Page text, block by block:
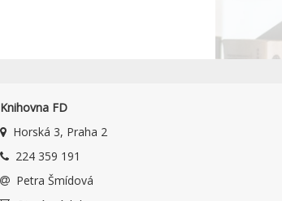
Knihovna FD
Horská 3, Praha 2
224 359 191
Petra Šmídová